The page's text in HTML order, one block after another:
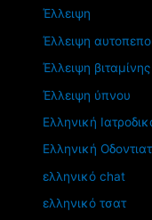
Έλλειψη
Έλλειψη
Έλλειψη βιταμίνης
Έλλειψη ύπνου
Ελληνική
Ελληνική
ελληνικό chat
ελληνικό τσατ